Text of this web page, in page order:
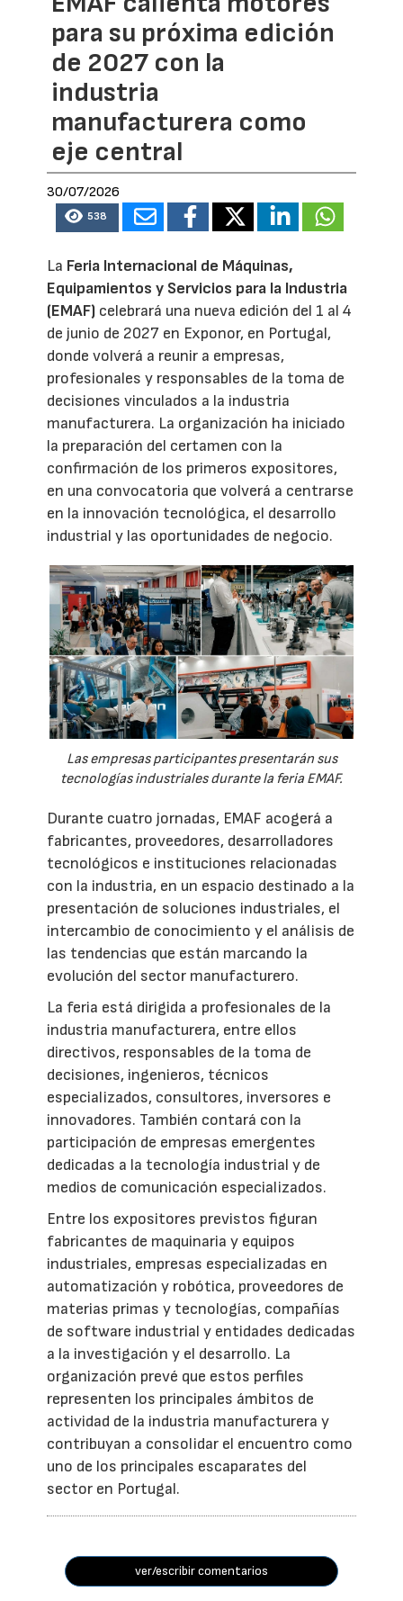
para su próxima edición
de 2027 con la
industria
manufacturera como
eje central
30/07/2026
538
La Feria Internacional de Máquinas,
Equipamientos y Servicios para la Industria
(EMAF) celebrará una nueva edición del 1 al 4
de junio de 2027 en Exponor, en Portugal,
donde volverá a reunir a empresas,
profesionales y responsables de la toma de
decisiones vinculados a la industria
manufacturera. La organización ha iniciado
la preparación del certamen con la
confirmación de los primeros expositores,
en una convocatoria que volverá a centrarse
en la innovación tecnológica, el desarrollo
industrial y las oportunidades de negocio.
Las empresas participantes presentarán sus
tecnologías industriales durante la feria EMAF.
Durante cuatro jornadas, EMAF acogerá a
fabricantes, proveedores, desarrolladores
tecnológicos e instituciones relacionadas
con la industria, en un espacio destinado a la
presentación de soluciones industriales, el
intercambio de conocimiento y el análisis de
las tendencias que están marcando la
evolución del sector manufacturero.
La feria está dirigida a profesionales de la
industria manufacturera, entre ellos
directivos, responsables de la toma de
decisiones, ingenieros, técnicos
especializados, consultores, inversores e
innovadores. También contará con la
participación de empresas emergentes
dedicadas a la tecnología industrial y de
medios de comunicación especializados.
Entre los expositores previstos figuran
fabricantes de maquinaria y equipos
industriales, empresas especializadas en
automatización y robótica, proveedores de
materias primas y tecnologías, compañías
de software industrial y entidades dedicadas
a la investigación y el desarrollo. La
organización prevé que estos perfiles
representen los principales ámbitos de
actividad de la industria manufacturera y
contribuyan a consolidar el encuentro como
uno de los principales escaparates del
sector en Portugal.
ver/escribir comentarios